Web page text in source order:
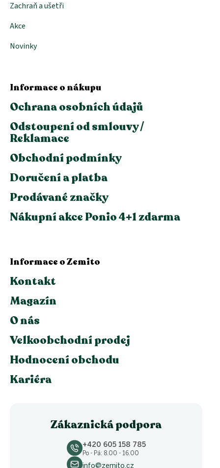
Zachraň a ušetři
Akce
Novinky
Informace o nákupu
Ochrana osobních údajů
Odstoupení od smlouvy /
Reklamace
Obchodní podmínky
Doručení a platba
Prodávané značky
Nákupní akce Ponio 4+1 zdarma
Informace o Zemito
Kontakt
Magazín
O nás
Velkoobchodní prodej
Hodnocení obchodu
Kariéra
Zákaznická podpora
+420 605 158 785
Po - Pá: 8.00 - 16.00
info@zemito.cz